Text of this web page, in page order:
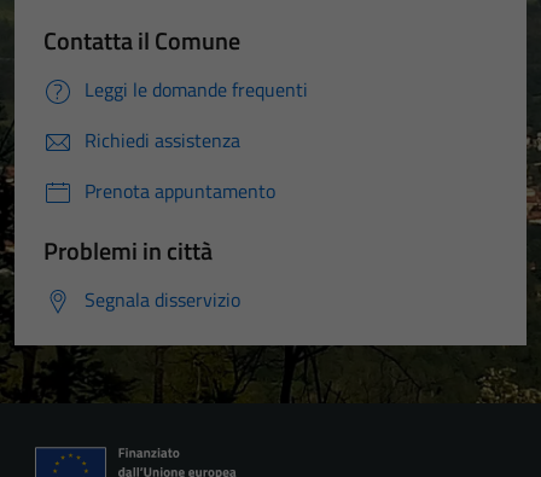
Contatta il Comune
Leggi le domande frequenti
Richiedi assistenza
Prenota appuntamento
Problemi in città
Segnala disservizio